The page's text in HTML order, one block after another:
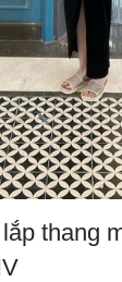
thang